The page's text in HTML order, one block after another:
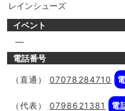
レインシューズ
イベント
―
電話番号
（直通） 07078284710
（代表） 0798621381 電